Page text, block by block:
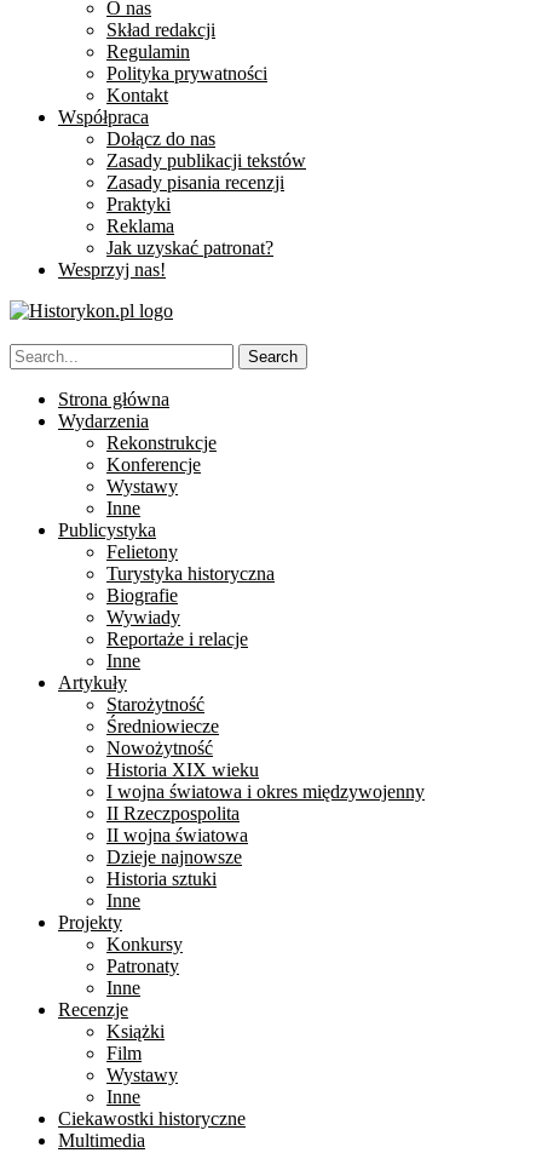
O nas
Skład redakcji
Regulamin
Polityka prywatności
Kontakt
Współpraca
Dołącz do nas
Zasady publikacji tekstów
Zasady pisania recenzji
Praktyki
Reklama
Jak uzyskać patronat?
Wesprzyj nas!
Strona główna
Wydarzenia
Rekonstrukcje
Konferencje
Wystawy
Inne
Publicystyka
Felietony
Turystyka historyczna
Biografie
Wywiady
Reportaże i relacje
Inne
Artykuły
Starożytność
Średniowiecze
Nowożytność
Historia XIX wieku
I wojna światowa i okres międzywojenny
II Rzeczpospolita
II wojna światowa
Dzieje najnowsze
Historia sztuki
Inne
Projekty
Konkursy
Patronaty
Inne
Recenzje
Książki
Film
Wystawy
Inne
Ciekawostki historyczne
Multimedia